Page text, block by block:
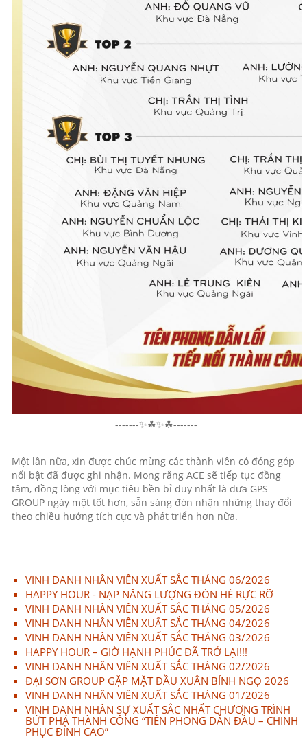
-------✨☘✨☘-------
Một lần nữa, xin được chúc mừng các thành viên có đóng góp
nổi bật đã được ghi nhận. Mong rằng ACE sẽ tiếp tục đồng
tâm, đồng lòng với mục tiêu bền bỉ duy nhất là đưa GPS
GROUP ngày một tốt hơn, sẵn sàng đón nhận những thay đổi
theo chiều hướng tích cực và phát triển hơn nữa.
VINH DANH NHÂN VIÊN XUẤT SẮC THÁNG 06/2026
HAPPY HOUR - NẠP NĂNG LƯỢNG ĐÓN HÈ RỰC RỠ
VINH DANH NHÂN VIÊN XUẤT SẮC THÁNG 05/2026
VINH DANH NHÂN VIÊN XUẤT SẮC THÁNG 04/2026
VINH DANH NHÂN VIÊN XUẤT SẮC THÁNG 03/2026
HAPPY HOUR – GIỜ HẠNH PHÚC ĐÃ TRỞ LẠI!!!
VINH DANH NHÂN VIÊN XUẤT SẮC THÁNG 02/2026
ĐẠI SƠN GROUP GẶP MẶT ĐẦU XUÂN BÍNH NGỌ 2026
VINH DANH NHÂN VIÊN XUẤT SẮC THÁNG 01/2026
VINH DANH NHÂN SỰ XUẤT SẮC NHẤT CHƯƠNG TRÌNH
BỨT PHÁ THÀNH CÔNG “TIÊN PHONG DẪN ĐẦU – CHINH
PHỤC ĐỈNH CAO”